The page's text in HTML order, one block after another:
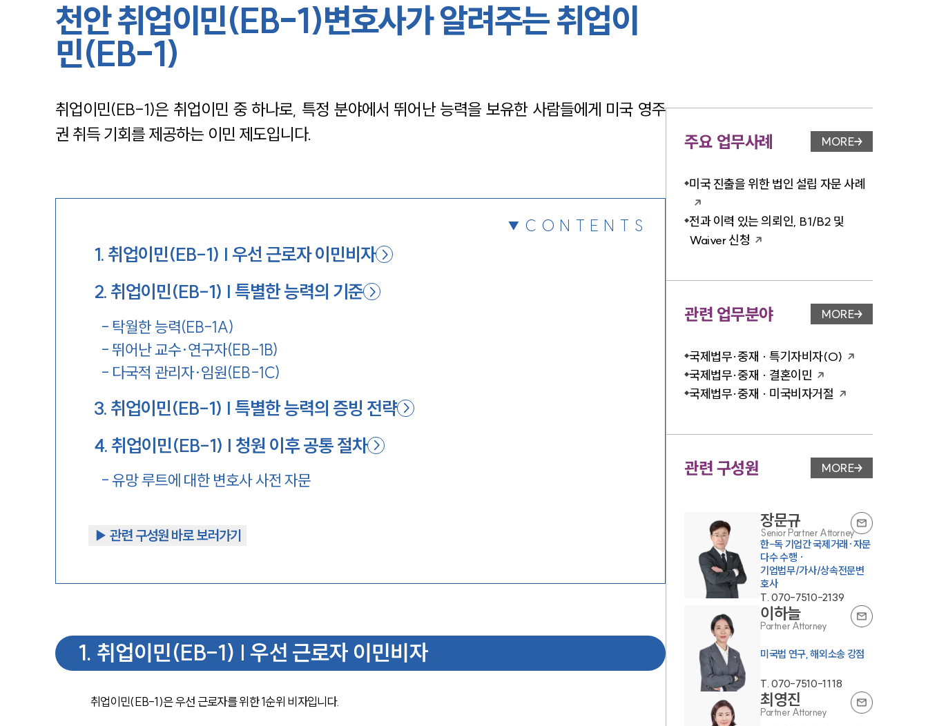
채용정보
천안 취업이민(EB-1)변호사가 알려주는 취업이
민(EB-1)
취업이민(EB-1)은 취업이민 중 하나로, 특정 분야에서 뛰어난 능력을 보유한 사람들에게 미국 영주
권 취득 기회를 제공하는 이민 제도입니다.
CONTENTS
1. 취업이민(EB-1) | 우선 근로자 이민비자
2. 취업이민(EB-1) | 특별한 능력의 기준
- 탁월한 능력(EB-1A)
-뛰어난 교수·연구자(EB-1B)
- 다국적 관리자·임원(EB-1C)
3. 취업이민(EB-1) | 특별한 능력의 증빙 전략
4. 취업이민(EB-1) | 청원 이후 공통 절차
- 유망 루트에 대한 변호사 사전 자문
▶︎ 관련 구성원 바로 보러가기
1. 취업이민(EB-1) | 우선 근로자 이민비자
취업이민(EB-1)은 우선 근로자를 위한 1순위 비자입니다.
주요 업무사례 업무사례 페이지 이
MORE
미국 진출을 위한 법인 설립 자문 사례
전과 이력 있는 의뢰인, B1/B2 및
Waiver 신청
관련 업무분야 업무분야 페이지 이
MORE
국제법무·중재 · 특기자비자(O)
국제법무·중재 · 결혼이민
국제법무·중재 · 미국비자거절
관련 구성원 변호사 페이지 이동
MORE
장문규
Senior Partner Attorney
한-독 기업간 국제거래·자문
다수 수행 ·
기업법무/가사/상속전문변
호사
T.070-7510-2139
이하늘
Partner Attorney
미국법 연구, 해외소송 강점
T.070-7510-1118
최영진
Partner Attorney